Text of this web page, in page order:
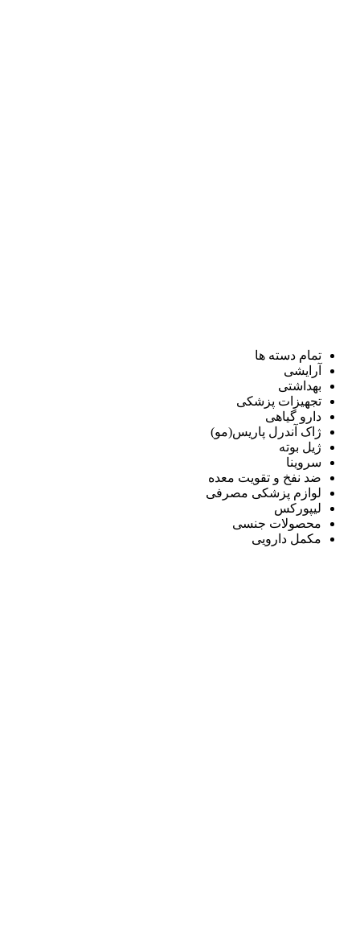
تمام دسته ها
آرایشی
بهداشتی
تجهیزات پزشکی
دارو گیاهی
ژاک آندرل پاریس(مو)
ژیل بوته
سروینا
ضد نفخ و تقویت معده
لوازم پزشکی مصرفی
لیپورکس
محصولات جنسی
مکمل دارویی